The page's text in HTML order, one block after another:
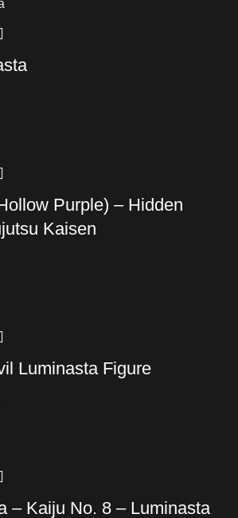
Purple) – Hidden
Kaisen
Luminasta Figure
– Kaiju No. 8 – Luminasta